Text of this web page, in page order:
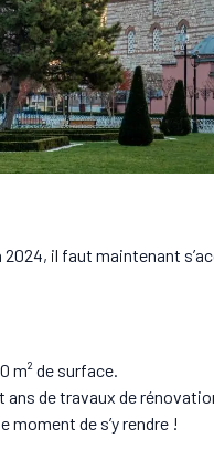
il faut maintenant
m² de surface.
de travaux de
moment de s’y rendre !